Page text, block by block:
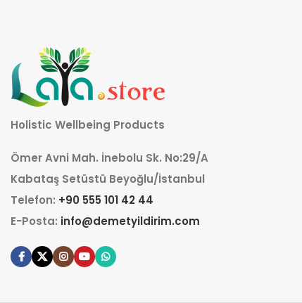
Holistic Wellbeing Products
Ömer Avni Mah. İnebolu Sk. No:29/A
Kabataş Setüstü Beyoğlu/İstanbul
Telefon: +90 555 101 42 44
E-Posta: info@demetyildirim.com